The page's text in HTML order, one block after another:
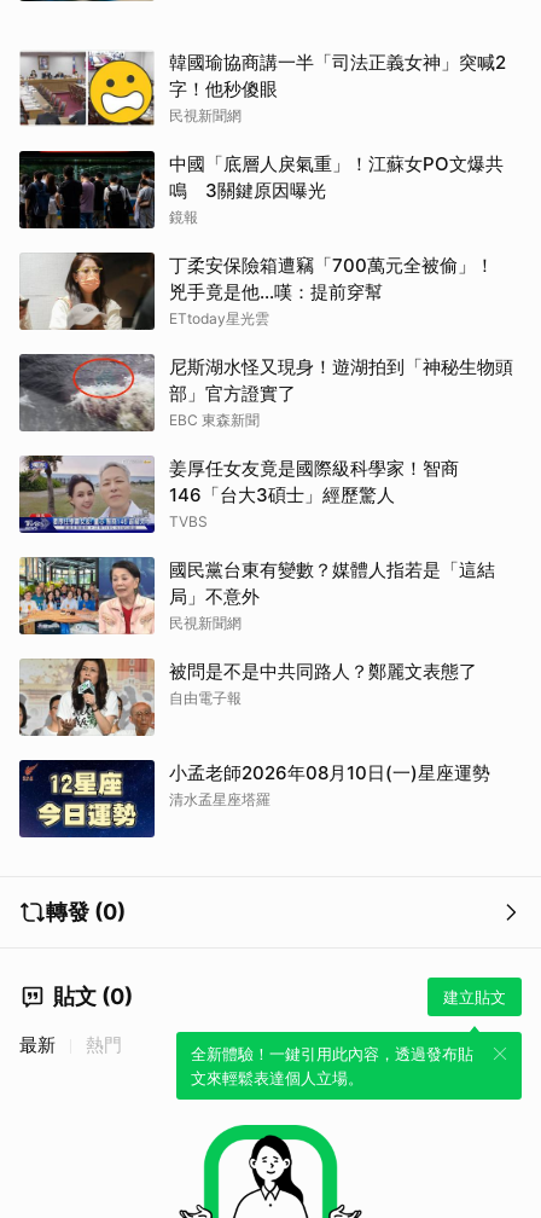
韓國瑜協商講一半「司法正義女神」突喊2
字！他秒傻眼
民視新聞網
中國「底層人戾氣重」！江蘇女PO文爆共
鳴 3關鍵原因曝光
鏡報
丁柔安保險箱遭竊「700萬元全被偷」！
兇手竟是他...嘆：提前穿幫
ETtoday星光雲
尼斯湖水怪又現身！遊湖拍到「神秘生物頭
部」官方證實了
EBC 東森新聞
姜厚任女友竟是國際級科學家！智商
146「台大3碩士」經歷驚人
TVBS
國民黨台東有變數？媒體人指若是「這結
局」不意外
民視新聞網
被問是不是中共同路人？鄭麗文表態了
自由電子報
小孟老師2026年08月10日(一)星座運勢
清水孟星座塔羅
轉發 (0)
貼文 (0) 建立貼文
全新體驗！一鍵引用此內容，透過發布貼
文來輕鬆表達個人立場。
最新 熱門